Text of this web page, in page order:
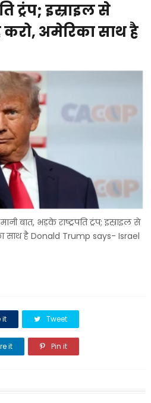
ट्रंप; इस्राइल से
अमेरिका साथ है
बात, भड़के राष्ट्रपति ट्रंप; इस्राइल से
साथ है Donald Trump says- Israel
it Tweet
it Pin it